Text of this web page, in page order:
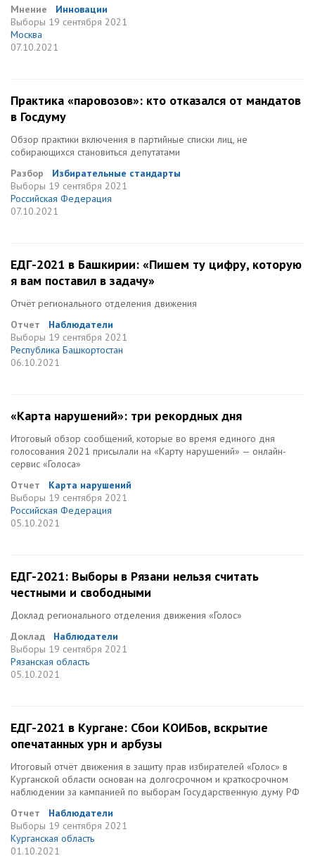
Мнение
Инновации
Выборы 19 сентября 2021
Москва
07.10.2021
Практика «паровозов»: кто отказался от мандатов
в Госдуму
Обзор практики включения в партийные списки лиц, не
собирающихся становиться депутатами
Разбор
Избирательные стандарты
Выборы 19 сентября 2021
Российская Федерация
07.10.2021
ЕДГ-2021 в Башкирии: «Пишем ту цифру, которую
я вам поставил в задачу»
Отчёт регионального отделения движения
Отчет
Наблюдатели
Выборы 19 сентября 2021
Республика Башкортостан
06.10.2021
«Карта нарушений»: три рекордных дня
Итоговый обзор сообщений, которые во время единого дня
голосования 2021 присылали на «Карту нарушений» — онлайн-
сервис «Голоса»
Отчет
Карта нарушений
Выборы 19 сентября 2021
Российская Федерация
05.10.2021
ЕДГ-2021: Выборы в Рязани нельзя считать
честными и свободными
Доклад регионального отделения движения «Голос»
Доклад
Наблюдатели
Выборы 19 сентября 2021
Рязанская область
05.10.2021
ЕДГ-2021 в Кургане: Сбои КОИБов, вскрытие
опечатанных урн и арбузы
Итоговый отчёт движения в защиту прав избирателей «Голос» в
Курганской области основан на долгосрочном и краткосрочном
наблюдении за кампанией по выборам Государственную думу РФ
Отчет
Наблюдатели
Выборы 19 сентября 2021
Курганская область
01.10.2021